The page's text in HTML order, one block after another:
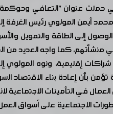
حملت عنوان "التعافي
أيمن المولوي رئيس
الوصول إلى الطاقة والتمويل
منشأتهم، كما واجه العديد
شراكات إقليمية، ونوه
تؤمن بأن إعادة بناء
في التأمينات الاجتماعية لانشاء
الاجتماعية على أسواق